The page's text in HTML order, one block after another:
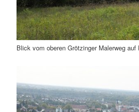
Blick vom oberen Grötzinger Malerweg auf